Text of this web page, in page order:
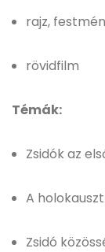
rajz,
rövidfilm
Témák:
Zsidók az
A
Zsidó